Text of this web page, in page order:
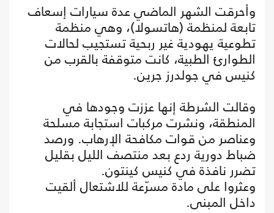
وأحرقت الشهر الماضي عدة سيارات إسعاف
تابعة لمنظمة (هاتسولا)، وهي منظمة
تطوعية يهودية غير ربحية تستجيب لحالات
الطوارئ الطبية، كانت متوقفة بالقرب من
كنيس في جولدرز جرين.
وقالت الشرطة إنها ‌عززت ⁠وجودها في
المنطقة، ونشرت مركبات استجابة مسلحة
وعناصر من قوات مكافحة الإرهاب. ورصد
ضباط دورية ردع بعد منتصف الليل بقليل
تضرر نافذة في كنيس كينتون.
وعثروا على مادة مسرّعة للاشتعال ألقيت
داخل المبنى.